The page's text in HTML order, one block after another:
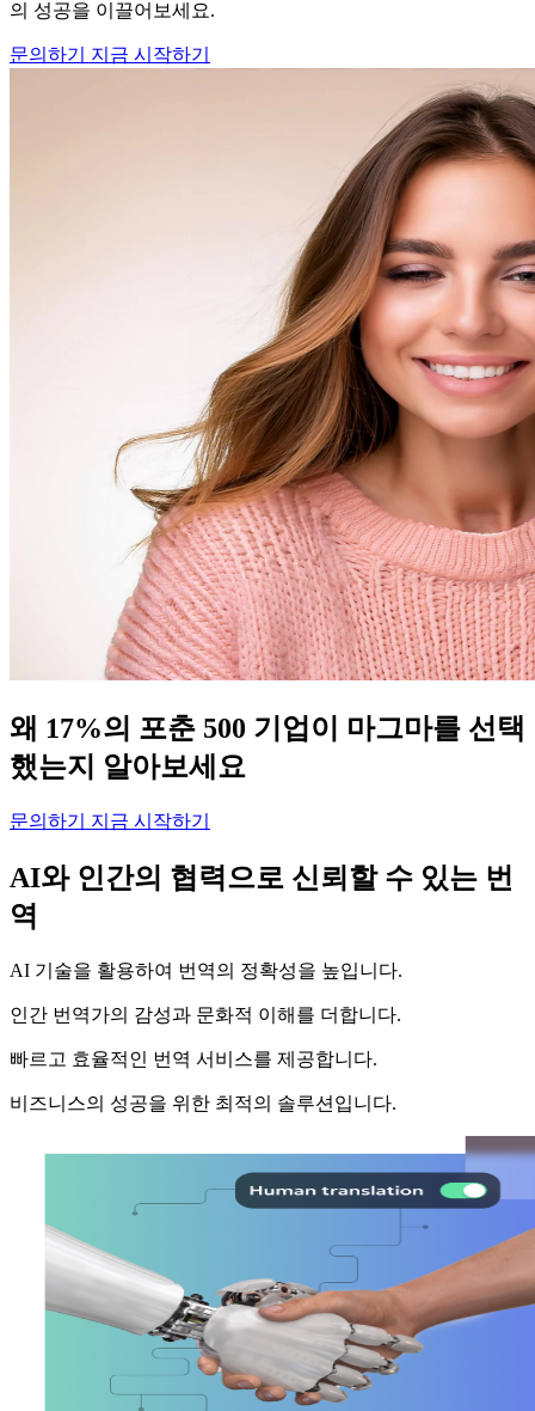
의 성공을 이끌어보세요.
문의하기 지금 시작하기
왜 17%의 포춘 500 기업이 마그마를 선택
했는지 알아보세요
문의하기 지금 시작하기
AI와 인간의 협력으로 신뢰할 수 있는 번
역
AI 기술을 활용하여 번역의 정확성을 높입니다.
인간 번역가의 감성과 문화적 이해를 더합니다.
빠르고 효율적인 번역 서비스를 제공합니다.
비즈니스의 성공을 위한 최적의 솔루션입니다.